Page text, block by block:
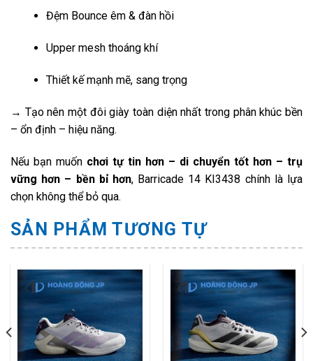
Đệm Bounce êm & đàn hồi
Upper mesh thoáng khí
Thiết kế mạnh mẽ, sang trọng
→ Tạo nên một đôi giày toàn diện nhất trong phân khúc bền
– ổn định – hiệu năng.
Nếu bạn muốn chơi tự tin hơn – di chuyển tốt hơn – trụ
vững hơn – bền bỉ hơn, Barricade 14 KI3438 chính là lựa
chọn không thể bỏ qua.
SẢN PHẨM TƯƠNG TỰ